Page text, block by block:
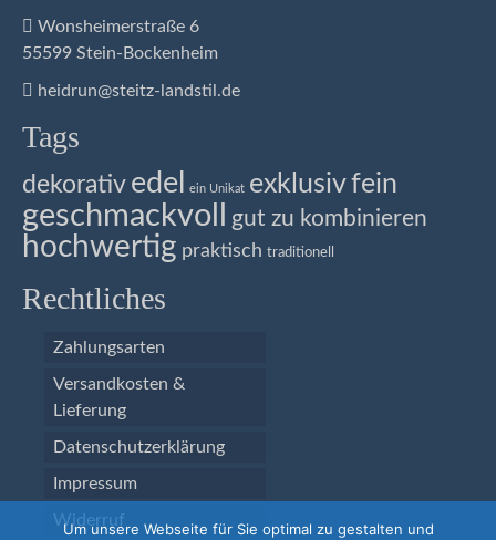
Wonsheimerstraße 6
55599 Stein-Bockenheim
heidrun@steitz-landstil.de
Tags
dekorativ edel ein Unikat exklusivfein
geschmackvoll gut zu kombinieren
hochwertig praktisch traditionell
Rechtliches
Zahlungsarten
Versandkosten &
Lieferung
Datenschutzerklärung
Impressum
Widerruf
Um unsere Webseite für Sie optimal zu gestalten und